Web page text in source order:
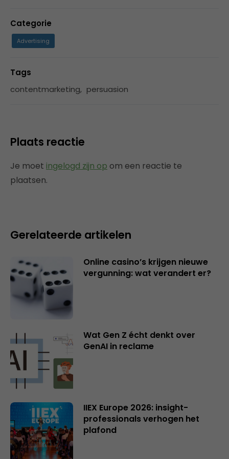
Categorie
Advertising
Tags
contentmarketing, persuasion
Plaats reactie
Je moet ingelogd zijn op om een reactie te
plaatsen.
Gerelateerde artikelen
Online casino’s krijgen nieuwe
vergunning: wat verandert er?
Wat Gen Z écht denkt over
GenAI in reclame
IIEX Europe 2026: insight-
professionals verhogen het
plafond